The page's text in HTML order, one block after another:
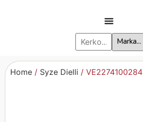
Home / Syze Dielli / VE2274100284